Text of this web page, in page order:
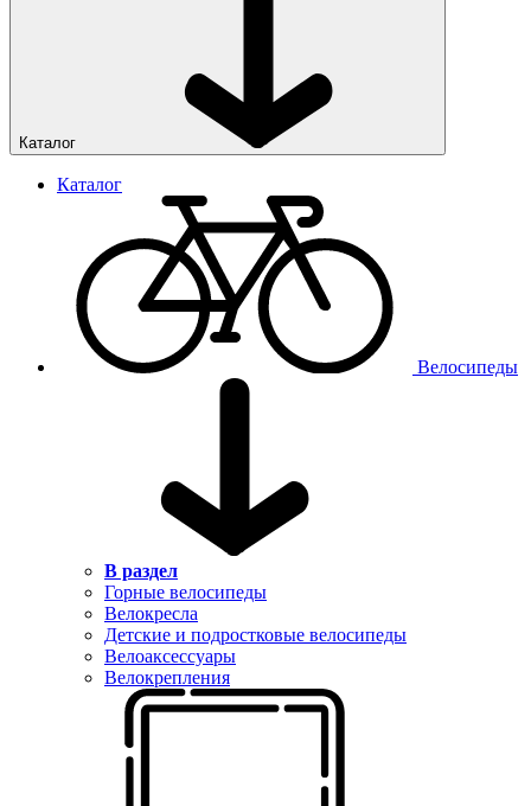
Каталог
Каталог
Велосипеды
В раздел
Горные велосипеды
Велокресла
Детские и подростковые велосипеды
Велоаксессуары
Велокрепления